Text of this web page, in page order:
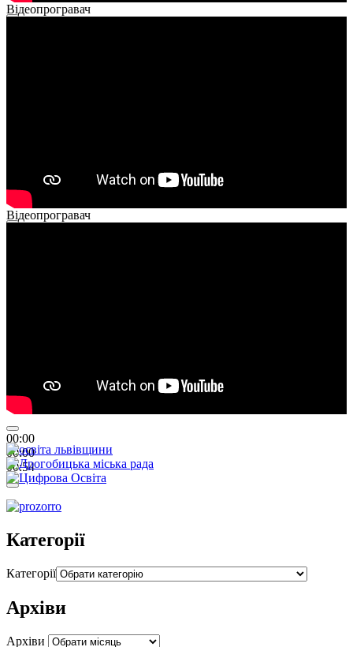
Відеопрогравач
Відеопрогравач
00:00
00:00
00:54
Категорії
Категорії
Архіви
Архіви